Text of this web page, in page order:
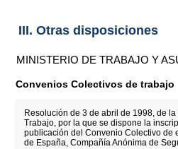
III. Otras disposiciones
MINISTERIO DE TRABAJO Y
Convenios Colectivos de trabajo
Resolución de 3 de abril de 1998, de
Trabajo, por la que se dispone la
publicación del Convenio Colectivo de
de España, Compañía Anónima de